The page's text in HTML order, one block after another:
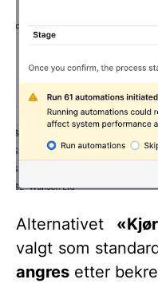
Alternativet
valgt som
angres etter